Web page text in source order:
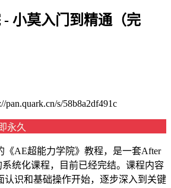
小莫入门到精通（完
s/58b8a2df491c
永久
《AE超能力学院》教程，是一套After
系统化课程，目前已经完结。课程内容
认识和基础操作开始，逐步深入到关键